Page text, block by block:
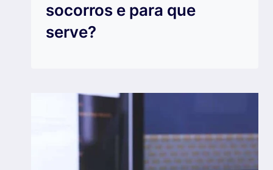
socorros e para que
serve?